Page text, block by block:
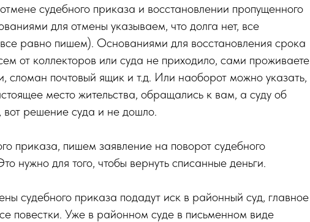
судебного приказа и восстановлении пропущенного
для отмены указываем, что долга нет, все
равно пишем). Основаниями для восстановления срока
от коллекторов или суда не приходило, сами проживаете
сломан почтовый ящик и т.д. Или наоборот можно указать,
место жительства, обращались к вам, а суду об
решение суда и не дошло.
приказа, пишем заявление на поворот судебного
нужно для того, чтобы вернуть списанные деньги.
судебного приказа подадут иск в районный суд, главное
повестки. Уже в районном суде в письменном виде